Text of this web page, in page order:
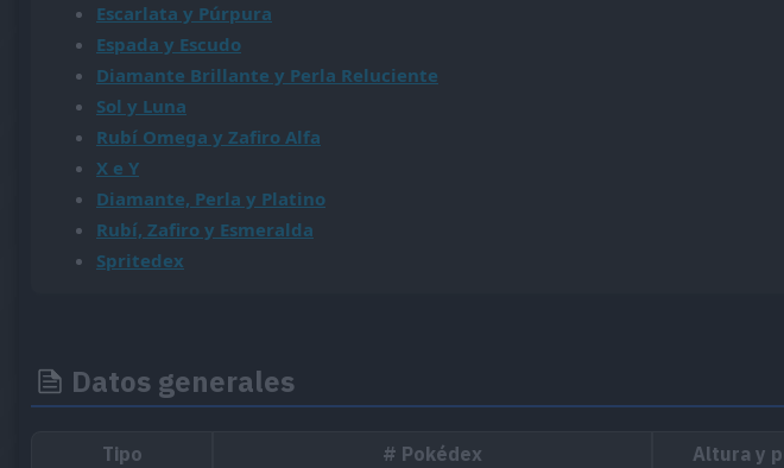
Escarlata y Púrpura
Espada y Escudo
Diamante Brillante y Perla Reluciente
Sol y Luna
Rubí Omega y Zafiro Alfa
X e Y
Diamante, Perla y Platino
Rubí, Zafiro y Esmeralda
Spritedex
Datos generales
Tipo # Pokédex Altura y